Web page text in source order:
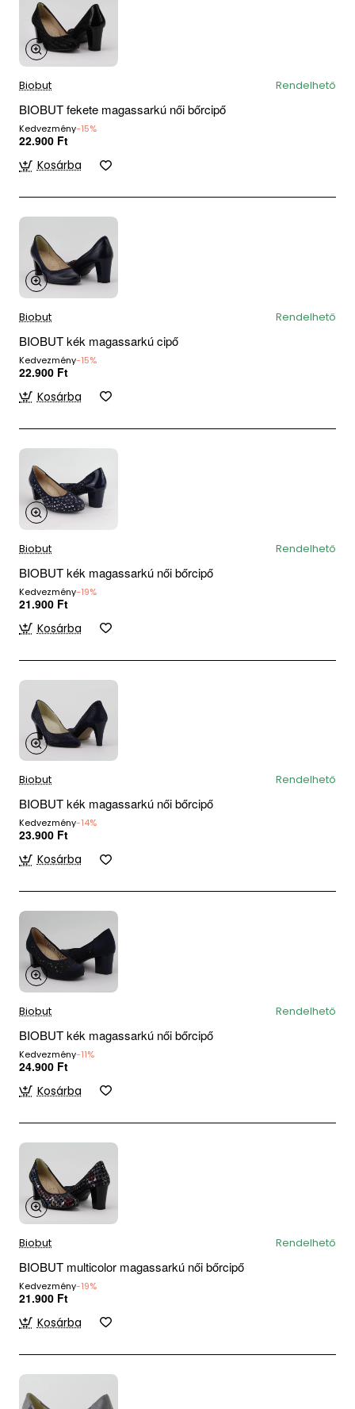
Biobut Rendelhető
BIOBUT fekete magassarkú női bőrcipő
Kedvezmény-15%
22.900 Ft
Kosárba
Biobut Rendelhető
BIOBUT kék magassarkú cipő
Kedvezmény-15%
22.900 Ft
Kosárba
Biobut Rendelhető
BIOBUT kék magassarkú női bőrcipő
Kedvezmény-19%
21.900 Ft
Kosárba
Biobut Rendelhető
BIOBUT kék magassarkú női bőrcipő
Kedvezmény-14%
23.900 Ft
Kosárba
Biobut Rendelhető
BIOBUT kék magassarkú női bőrcipő
Kedvezmény-11%
24.900 Ft
Kosárba
Biobut Rendelhető
BIOBUT multicolor magassarkú női bőrcipő
Kedvezmény-19%
21.900 Ft
Kosárba